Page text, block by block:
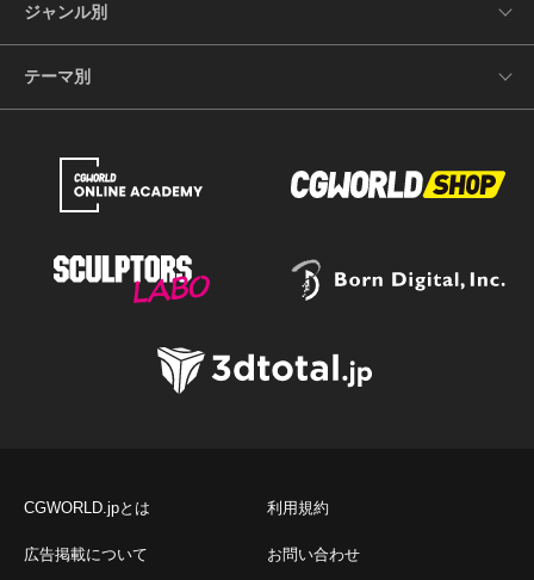
ジャンル別
テーマ別
CGWORLD.jpとは 利用規約
広告掲載について お問い合わせ